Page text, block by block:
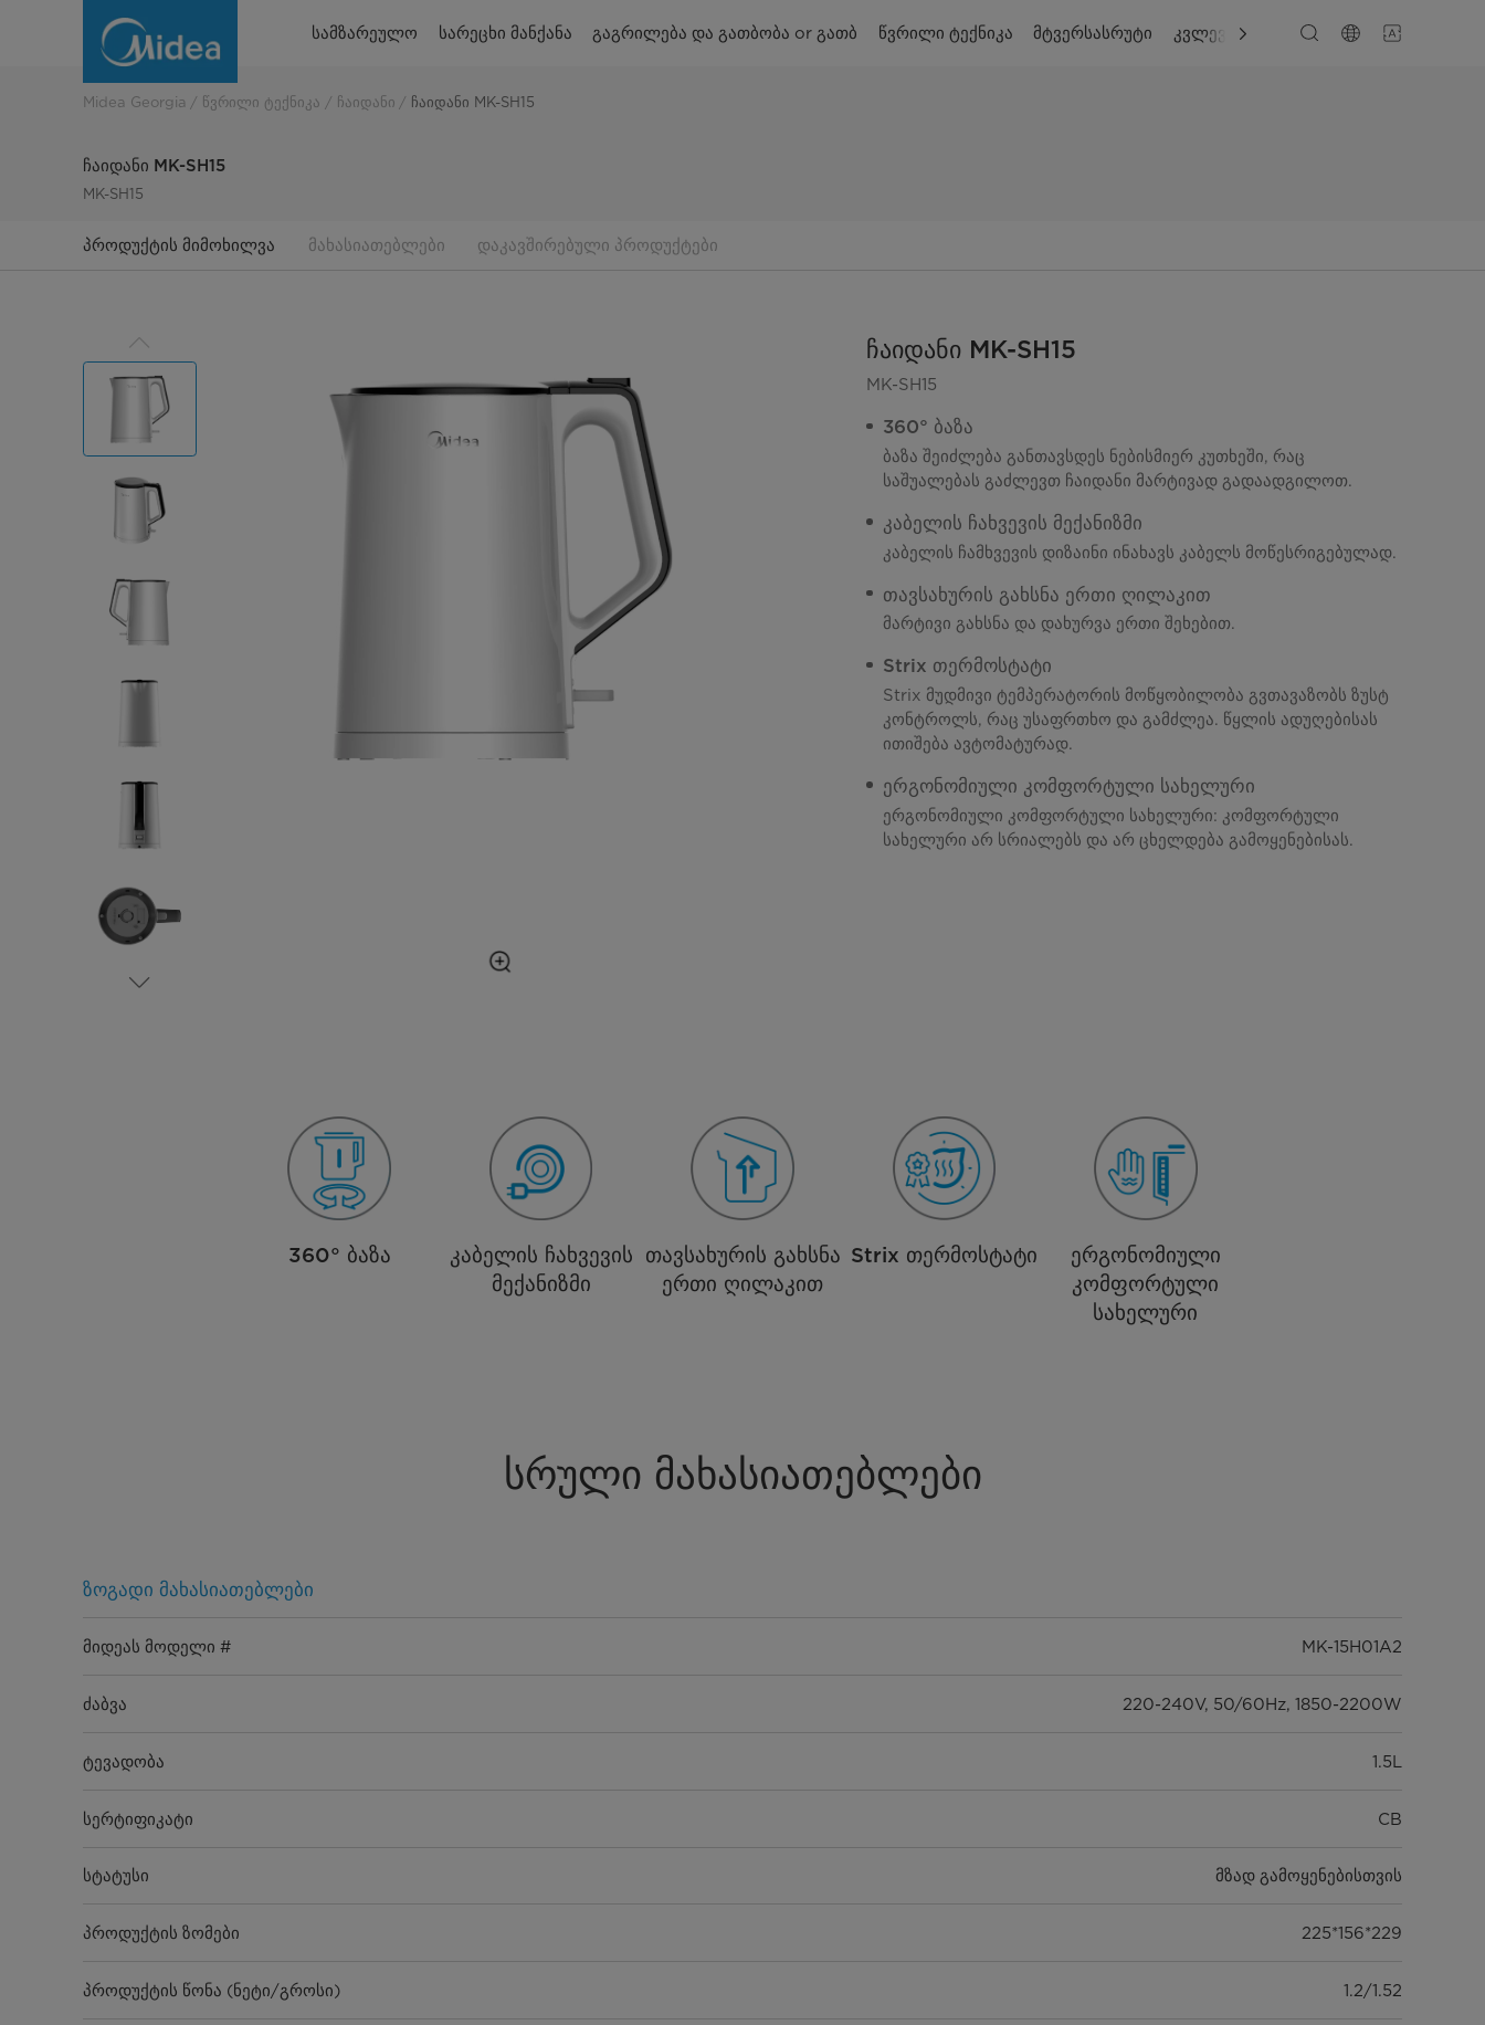
ჩაიდანი
სამზარეულო სარეცხი მანქანა გაგრილება და გათბობა or გათბ წვრილი ტექნიკა მტვერსასრუტი კვლევა მხარდაჭერა
Midea Georgia წვრილი ტექნიკა ჩაიდანი ჩაიდანი MK-SH15
ჩაიდანი MK-SH15
MK-SH15
პროდუქტის მიმოხილვა მახასიათებლები დაკავშირებული პროდუქტები
ჩაიდანი MK-SH15
MK-SH15
360° ბაზა
ბაზა შეიძლება განთავსდეს ნებისმიერ კუთხეში, რაც
საშუალებას გაძლევთ ჩაიდანი მარტივად გადაადგილოთ.
კაბელის ჩახვევის მექანიზმი
კაბელის ჩამხვევის დიზაინი ინახავს კაბელს მოწესრიგებულად.
თავსახურის გახსნა ერთი ღილაკით
მარტივი გახსნა და დახურვა ერთი შეხებით.
Strix თერმოსტატი
Strix მუდმივი ტემპერატორის მოწყობილობა გვთავაზობს ზუსტ
კონტროლს, რაც უსაფრთხო და გამძლეა. წყლის ადუღებისას
ითიშება ავტომატურად.
ერგონომიული კომფორტული სახელური
ერგონომიული კომფორტული სახელური: კომფორტული
სახელური არ სრიალებს და არ ცხელდება გამოყენებისას.
360° ბაზა
კაბელის ჩახვევის
მექანიზმი
თავსახურის გახსნა
ერთი ღილაკით
Strix თერმოსტატი
ერგონომიული
კომფორტული
სახელური
სრული მახასიათებლები
ზოგადი მახასიათებლები
მიდეას მოდელი # MK-15H01A2
ძაბვა 220-240V, 50/60Hz, 1850-2200W
ტევადობა 1.5L
სერტიფიკატი CB
სტატუსი მზად გამოყენებისთვის
პროდუქტის ზომები 225*156*229
პროდუქტის წონა (ნეტი/გროსი) 1.2/1.52